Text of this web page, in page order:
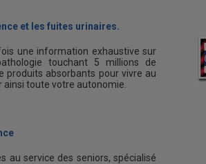
et les fuites urinaires.
une information exhaustive sur
touchant 5 millions de
produits absorbants pour vivre au
toute votre autonomie.
au service des seniors, spécialisé